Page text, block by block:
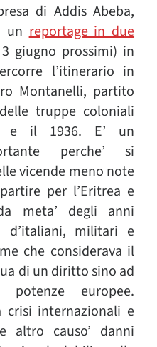
di Addis Abeba,
unreportage in due
giugno prossimi) in
l’itinerario in
Montanelli, partito
truppe coloniali
e il 1936. E’ un
perche’ si
vicende meno note
per l’Eritrea e
meta’ degli anni
d’italiani, militari e
che considerava il
di un diritto sino ad
europee.
crisi internazionali e
altro causo’ danni